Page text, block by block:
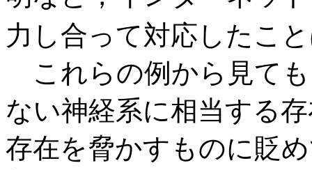
力し合って対応したこ
これらの例から見て
ない神経系に相当する
存在を脅かすものに貶